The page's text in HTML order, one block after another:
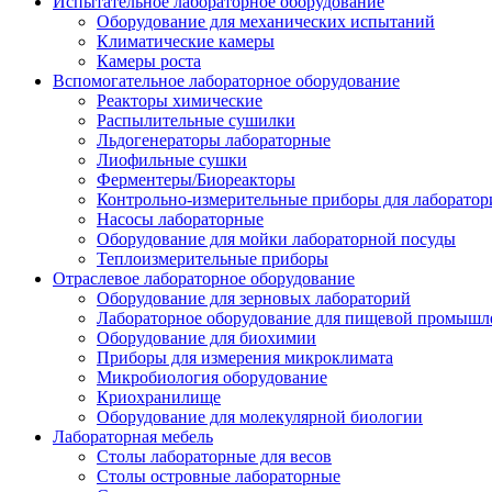
Оборудование для механических испытаний
Климатические камеры
Камеры роста
Вспомогательное лабораторное оборудование
Реакторы химические
Распылительные сушилки
Льдогенераторы лабораторные
Лиофильные сушки
Ферментеры/Биореакторы
Контрольно-измерительные приборы для
Насосы лабораторные
Оборудование для мойки лабораторной посуды
Теплоизмерительные приборы
Отраслевое лабораторное оборудование
Оборудование для зерновых лабораторий
Лабораторное оборудование для пищевой
Оборудование для биохимии
Приборы для измерения микроклимата
Микробиология оборудование
Криохранилище
Оборудование для молекулярной биологии
Лабораторная мебель
Столы лабораторные для весов
Столы островные лабораторные